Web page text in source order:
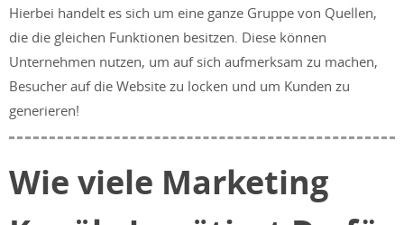
Hierbei handelt es sich um eine ganze Gruppe von Quellen,
die die gleichen Funktionen besitzen. Diese können
Unternehmen nutzen, um auf sich aufmerksam zu machen,
Besucher auf die Website zu locken und um Kunden zu
generieren!
Wie viele Marketing